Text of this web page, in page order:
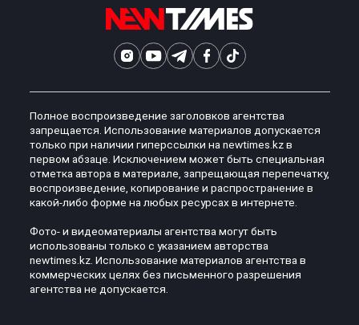
Полное воспроизведение заголовков агентства
запрещается. Использование материалов допускается
только при наличии гиперссылки на newtimes.kz в
первом абзаце. Исключением может быть специальная
отметка автора в материале, запрещающая перепечатку,
воспроизведение, копирование и распространение в
какой-либо форме на любых ресурсах в интернете.
Фото- и видеоматериалы агентства могут быть
использованы только с указанием авторства
newtimes.kz. Использование материалов агентства в
коммерческих целях без письменного разрешения
агентства не допускается.